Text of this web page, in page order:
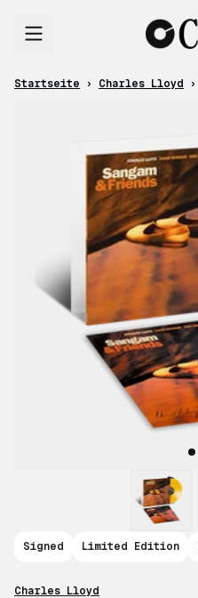
Startseite › Charles Lloyd ›
Charles Lloyd
Signed Limited Edition